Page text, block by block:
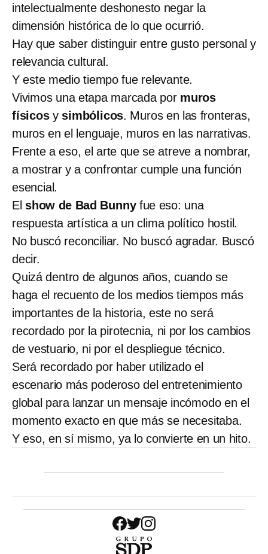
intelectualmente deshonesto negar la
dimensión histórica de lo que ocurrió.
Hay que saber distinguir entre gusto personal y
relevancia cultural.
Y este medio tiempo fue relevante.
Vivimos una etapa marcada por muros
físicos ysimbólicos. Muros en las fronteras,
muros en el lenguaje, muros en las narrativas.
Frente a eso, el arte que se atreve a nombrar,
a mostrar y a confrontar cumple una función
esencial.
El show de Bad Bunnyfue eso: una
respuesta artística a un clima político hostil.
No buscó reconciliar. No buscó agradar. Buscó
decir.
Quizá dentro de algunos años, cuando se
haga el recuento de los medios tiempos más
importantes de la historia, este no será
recordado por la pirotecnia, ni por los cambios
de vestuario, ni por el despliegue técnico.
Será recordado por haber utilizado el
escenario más poderoso del entretenimiento
global para lanzar un mensaje incómodo en el
momento exacto en que más se necesitaba.
Y eso, en sí mismo, ya lo convierte en un hito.